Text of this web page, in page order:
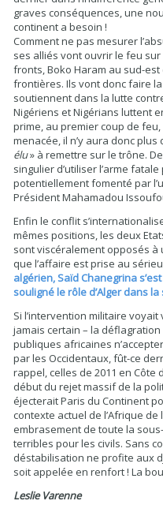
graves conséquences, une
continent a besoin !
Comment ne pas mesurer
ses alliés vont ouvrir le feu
fronts, Boko Haram au sud-est
frontières. Ils vont donc faire
soutiennent dans la lutte
Nigériens et Nigérians luttent
prime, au premier coup de
menacée, il n’y aura donc plus
élu» à remettre sur le trône.
singulier d’utiliser l’arme
potentiellement fomenté par
Président Mahamadou
Enfin le conflit
mêmes positions, les deux
sont viscéralement opposés
que l’affaire est prise au
algérien, Saïd Chanegrina
souligné le rôle d’Alger dans
Si l’intervention militaire
jamais certain – la
publiques africaines
par les Occidentaux, fût-ce
rappel, celles de 2011 en Côte
début du rejet massif de la
éjecterait Paris du Continent
contexte actuel de l’Afrique de
embrasement de toute la
terribles pour les civils. Sans
déstabilisation ne profite aux
soit appelée en renfort ! La
Leslie Varenne